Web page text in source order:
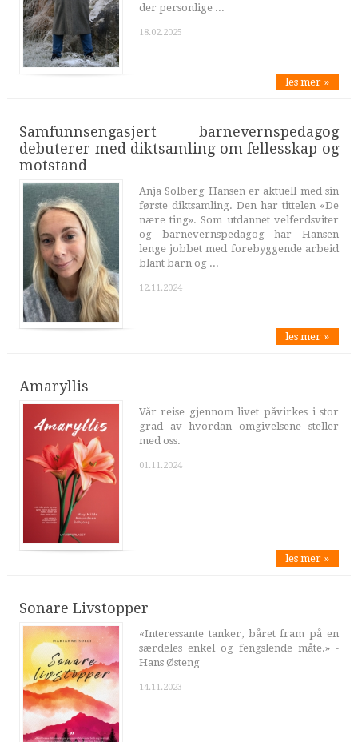
der personlige ...
18.02.2025
les mer »
Samfunnsengasjert barnevernspedagog
debuterer med diktsamling om fellesskap og
motstand
Anja Solberg Hansen er aktuell med sin
første diktsamling. Den har tittelen «De
nære ting». Som utdannet velferdsviter
og barnevernspedagog har Hansen
lenge jobbet med forebyggende arbeid
blant barn og ...
12.11.2024
les mer »
Amaryllis
Vår reise gjennom livet påvirkes i stor
grad av hvordan omgivelsene steller
med oss.
01.11.2024
les mer »
Sonare Livstopper
«Interessante tanker, båret fram på en
særdeles enkel og fengslende måte.» -
Hans Østeng
14.11.2023